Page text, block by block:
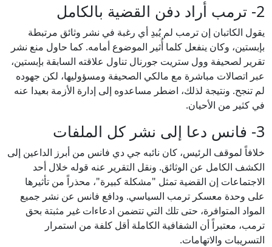
2- ترمب أراد دفن القضية بالكامل
يقول الكاتبان إن ترمب لم يُبدِ أي رغبة في نشر وثائق مرتبطة
بإبستين، وكان ينفعل كلما أُثير الموضوع أمامه. كما حاول منع نشر
تقرير لصحيفة وول ستريت جورنال تناول علاقته السابقة بإبستين،
عبر اتصالات مباشرة مع مالكي الصحيفة ومسؤوليها، لكن جهوده
لم تنجح. ونتيجة لذلك، اضطر مساعدوه إلى إدارة الأزمة بعيدا عنه
في كثير من الأحيان.
3- فانس دعا إلى نشر كل الملفات
خلافاً لموقف الرئيس، كان نائبه جي دي فانس من أبرز الداعين إلى
الكشف الكامل عن الوثائق. ونقل التقرير عنه قوله خلال أحد
الاجتماعات إن القضية تمثل "مشكلة كبيرة"، محذراً من تأثيرها
على وحدة معسكر ترمب السياسي. ودافع فانس عن نشر جميع
المواد المتوافرة، حتى تلك التي تتضمن ادعاءات غير مثبتة بحق
ترمب، معتبراً أن الشفافية الكاملة أقل كلفة من استمرار
التسريبات والاتهامات.